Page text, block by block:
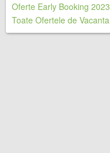
Oferte Early Booking 2023
Toate Ofertele de Vacanta